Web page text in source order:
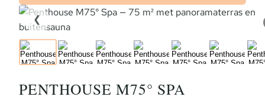
❮
PENTHOUSE M75° SPA